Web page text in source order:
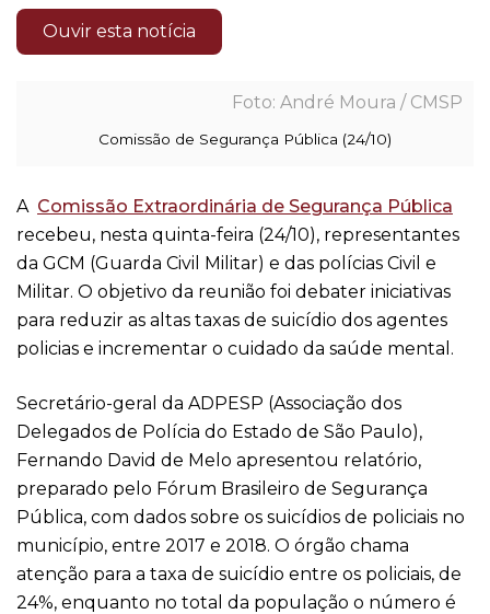
Ouvir esta notícia
André Moura / CMSP
Comissão de Segurança Pública (24/10)
A Comissão Extraordinária de Segurança Pública
recebeu, nesta quinta-feira (24/10), representantes
da GCM (Guarda Civil Militar) e das polícias Civil e
Militar. O objetivo da reunião foi debater iniciativas
para reduzir as altas taxas de suicídio dos agentes
policias e incrementar o cuidado da saúde mental.
Secretário-geral da ADPESP (Associação dos
Delegados de Polícia do Estado de São Paulo),
Fernando David de Melo apresentou relatório,
preparado pelo Fórum Brasileiro de Segurança
Pública, com dados sobre os suicídios de policiais no
município, entre 2017 e 2018. O órgão chama
atenção para a taxa de suicídio entre os policiais, de
24%, enquanto no total da população o número é